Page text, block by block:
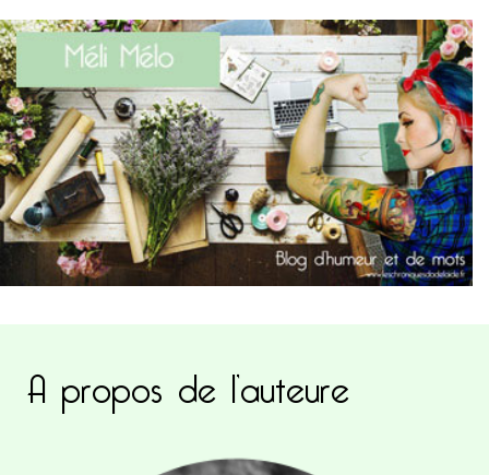
A propos de l’auteure